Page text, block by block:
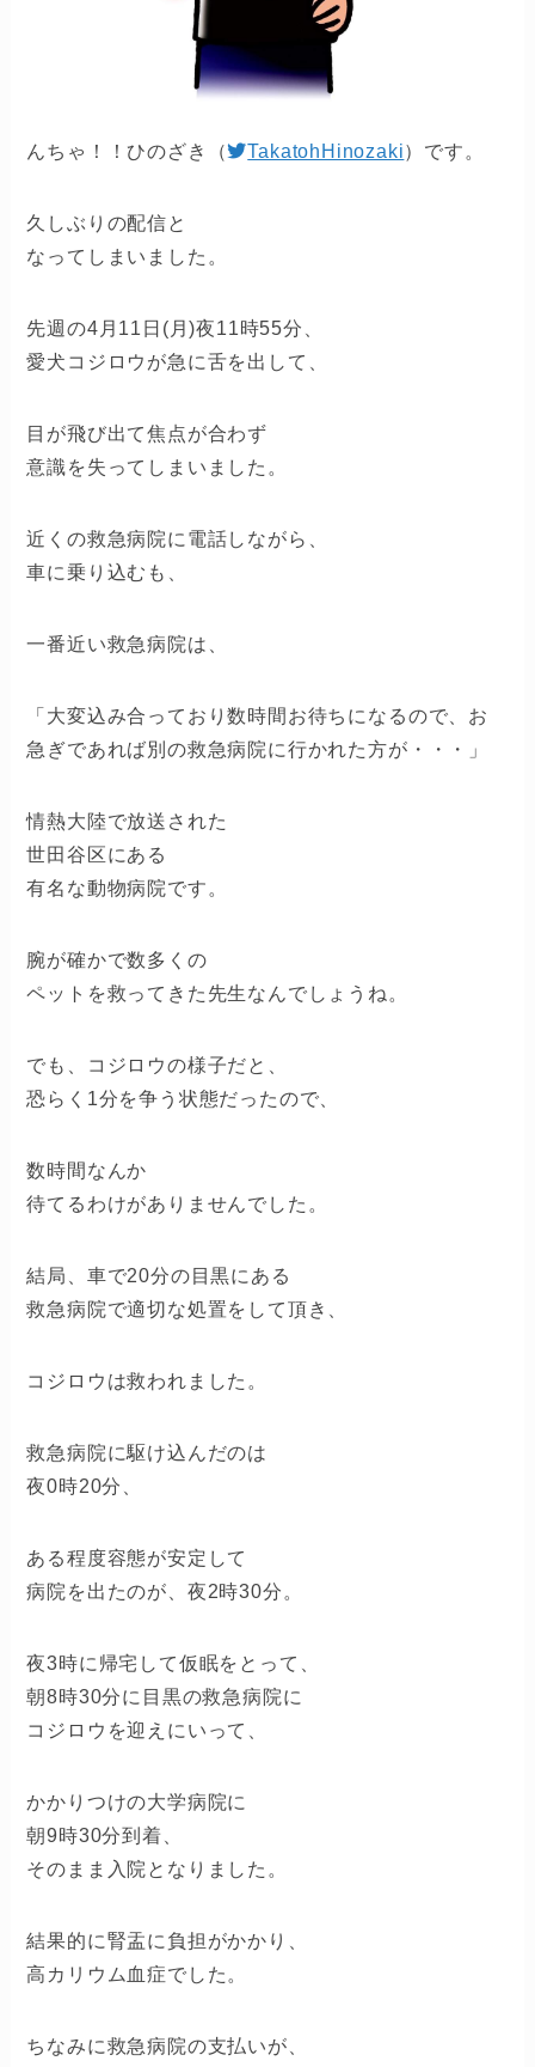
んちゃ！！ひのざき（ TakatohHinozaki）です。
久しぶりの配信と
なってしまいました。
先週の4月11日(月)夜11時55分、
愛犬コジロウが急に舌を出して、
目が飛び出て焦点が合わず
意識を失ってしまいました。
近くの救急病院に電話しながら、
車に乗り込むも、
一番近い救急病院は、
「大変込み合っており数時間お待ちになるので、お
急ぎであれば別の救急病院に行かれた方が・・・」
情熱大陸で放送された
世田谷区にある
有名な動物病院です。
腕が確かで数多くの
ペットを救ってきた先生なんでしょうね。
でも、コジロウの様子だと、
恐らく1分を争う状態だったので、
数時間なんか
待てるわけがありませんでした。
結局、車で20分の目黒にある
救急病院で適切な処置をして頂き、
コジロウは救われました。
救急病院に駆け込んだのは
夜0時20分、
ある程度容態が安定して
病院を出たのが、夜2時30分。
夜3時に帰宅して仮眠をとって、
朝8時30分に目黒の救急病院に
コジロウを迎えにいって、
かかりつけの大学病院に
朝9時30分到着、
そのまま入院となりました。
結果的に腎盂に負担がかかり、
高カリウム血症でした。
ちなみに救急病院の支払いが、